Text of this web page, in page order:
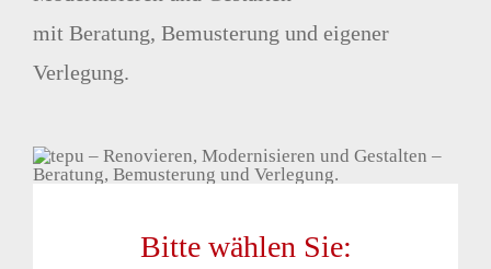
BAUSTEUERUNG & PROJEKTLEITUNG
ÜBER UNS
mit Beratung, Bemusterung und eigener
Verlegung.
Bitte wählen Sie: